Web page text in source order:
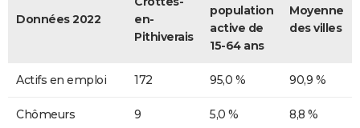
Données 2022
en-
Pithiverais
population
active de
15-64 ans
Moyenne
des villes
Actifs en emploi 172 95,0 % 90,9 %
Chômeurs 9 5,0 % 8,8 %